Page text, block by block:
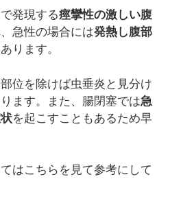
発現する痙攣性の激しい腹
急性の場合には発熱し腹部
ります。
位を除けば虫垂炎と見分け
ます。また、腸閉塞では急
を起こすこともあるため早
はこちらを見て参考にして